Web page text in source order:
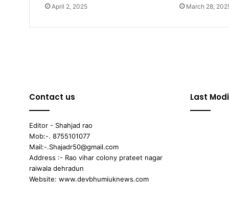
April 2, 2025 March 28,
Contact us
Editor - Shahjad rao
Mob:-. 8755101077
Mail:-.Shajadr50@gmail.com
Address :- Rao vihar colony prateet nagar
raiwala dehradun
Website: www.devbhumiuknews.com
Last